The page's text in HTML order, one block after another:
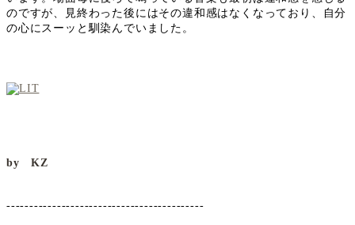
のですが、見終わった後にはその違和感はなくなっており、自分
の心にスーッと馴染んでいました。
by KZ
-------------------------------------------